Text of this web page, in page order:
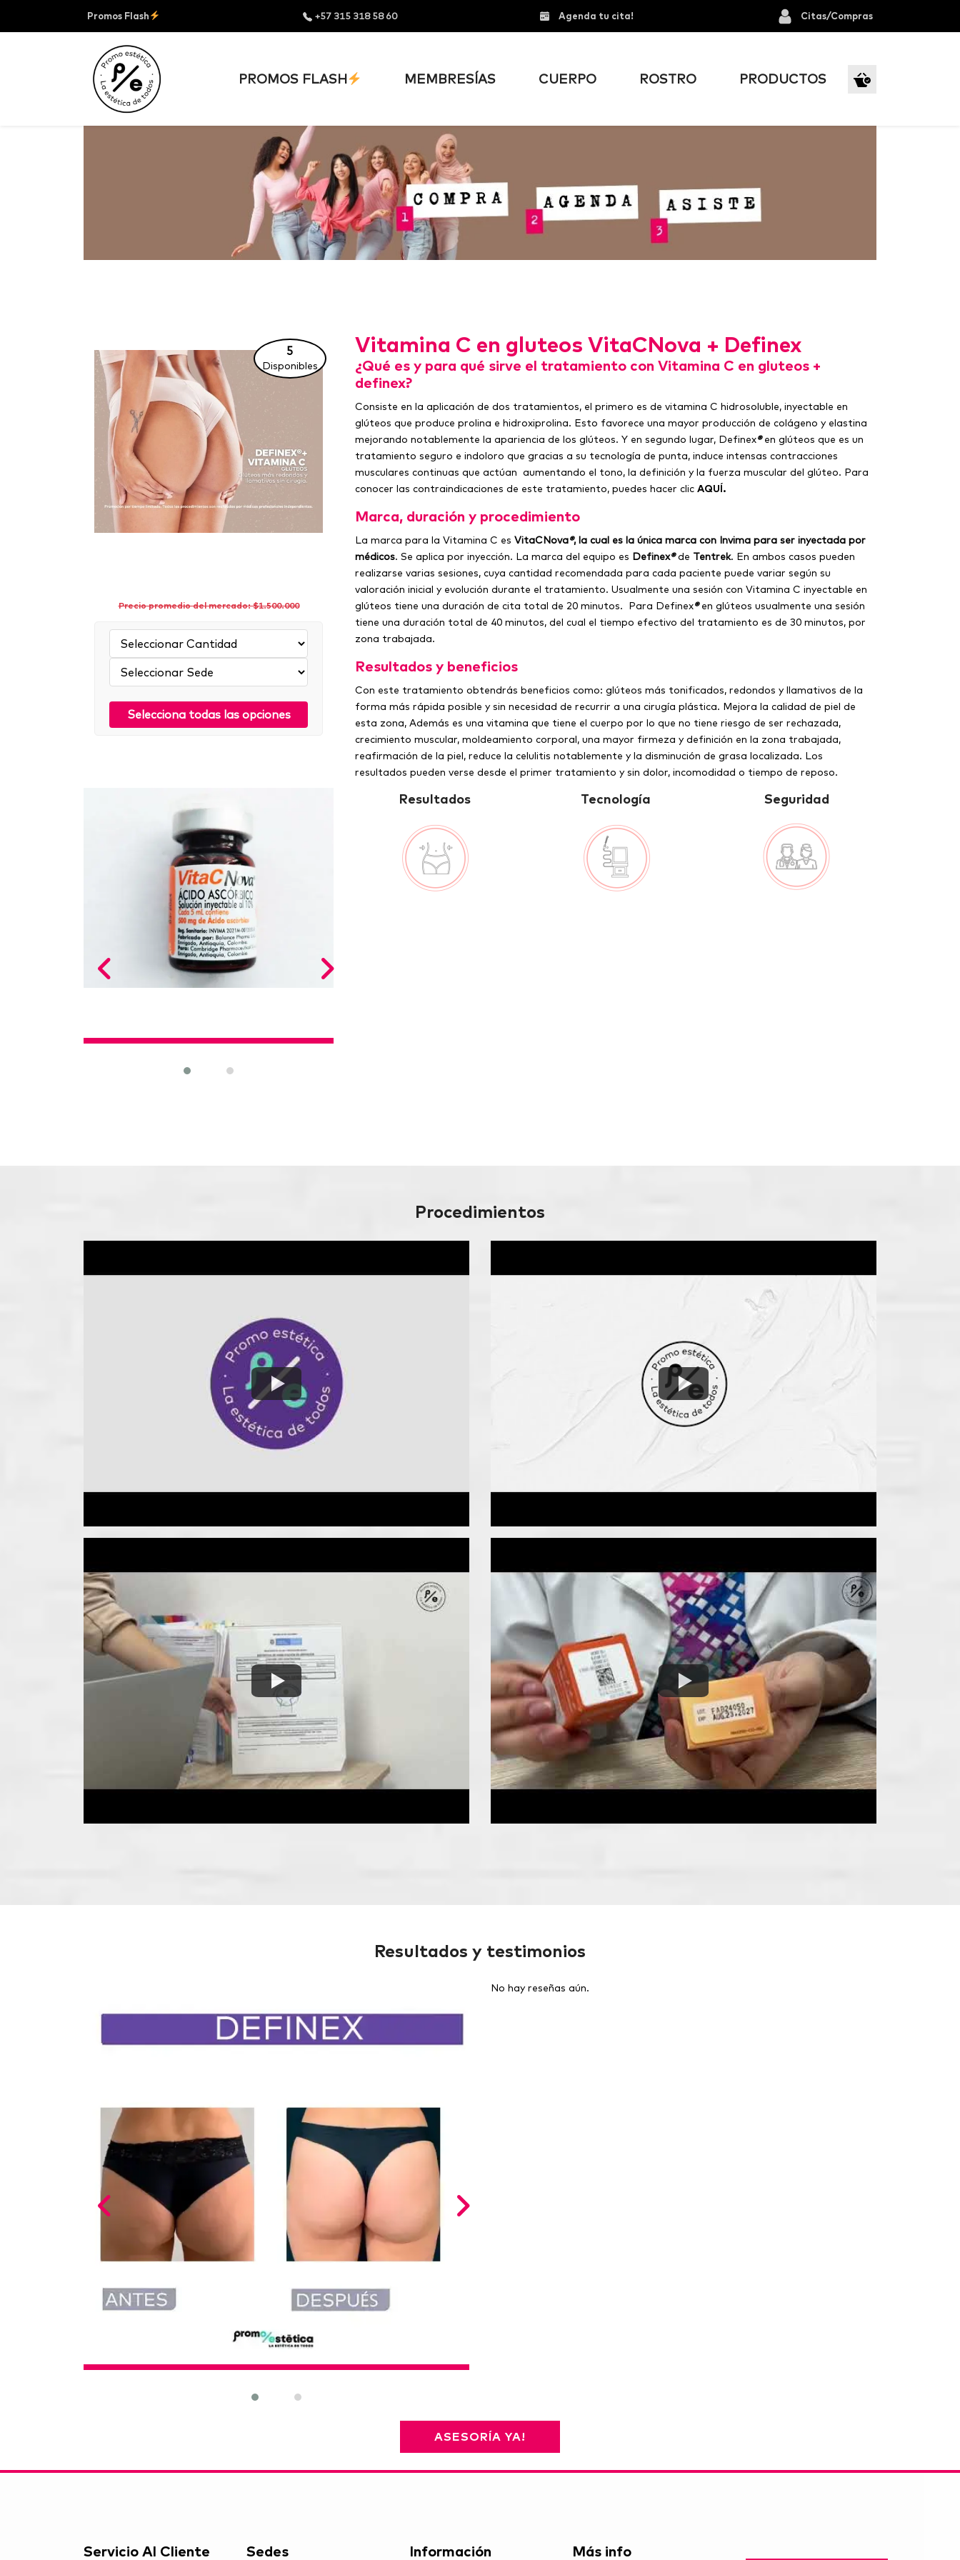
Promos Flash +57 315 318 58 60 Agenda tu cita! Citas/Compras
PROMOS FLASH MEMBRESÍAS CUERPO ROSTRO PRODUCTOS
5
Disponibles
Precio promedio del mercado: $1.500.000
Cantidad:
Sede:
Selecciona todas las opciones
Vitamina C en gluteos VitaCNova + Definex
¿Qué es y para qué sirve el tratamiento con Vitamina C en gluteos +
definex?
Consiste en la aplicación de dos tratamientos, el primero es de vitamina C hidrosoluble, inyectable en
glúteos que produce prolina e hidroxiprolina. Esto favorece una mayor producción de colágeno y elastina
mejorando notablemente la apariencia de los glúteos. Y en segundo lugar, Definex®en glúteos que es un
tratamiento seguro e indoloro que gracias a su tecnología de punta, induce intensas contracciones
musculares continuas que actúan aumentando el tono, la definición y la fuerza muscular del glúteo. Para
conocer las contraindicaciones de este tratamiento, puedes hacer clic AQUÍ.
Marca, duración y procedimiento
La marca para la Vitamina C es VitaCNova®, la cual es la única marca con Invima para ser inyectada por
médicos. Se aplica por inyección. La marca del equipo es Definex®de Tentrek. En ambos casos pueden
realizarse varias sesiones, cuya cantidad recomendada para cada paciente puede variar según su
valoración inicial y evolución durante el tratamiento. Usualmente una sesión con Vitamina C inyectable en
glúteos tiene una duración de cita total de 20 minutos. Para Definex®en glúteos usualmente una sesión
tiene una duración total de 40 minutos, del cual el tiempo efectivo del tratamiento es de 30 minutos, por
zona trabajada.
Resultados y beneficios
Con este tratamiento obtendrás beneficios como: glúteos más tonificados, redondos y llamativos de la
forma más rápida posible y sin necesidad de recurrir a una cirugía plástica. Mejora la calidad de piel de
esta zona, Además es una vitamina que tiene el cuerpo por lo que no tiene riesgo de ser rechazada,
crecimiento muscular, moldeamiento corporal, una mayor firmeza y definición en la zona trabajada,
reafirmación de la piel, reduce la celulitis notablemente y la disminución de grasa localizada. Los
resultados pueden verse desde el primer tratamiento y sin dolor, incomodidad o tiempo de reposo.
Resultados Tecnología Seguridad
Procedimientos
Resultados y testimonios
No hay reseñas aún.
ASESORÍA YA!
Servicio Al Cliente Sedes Información Más info